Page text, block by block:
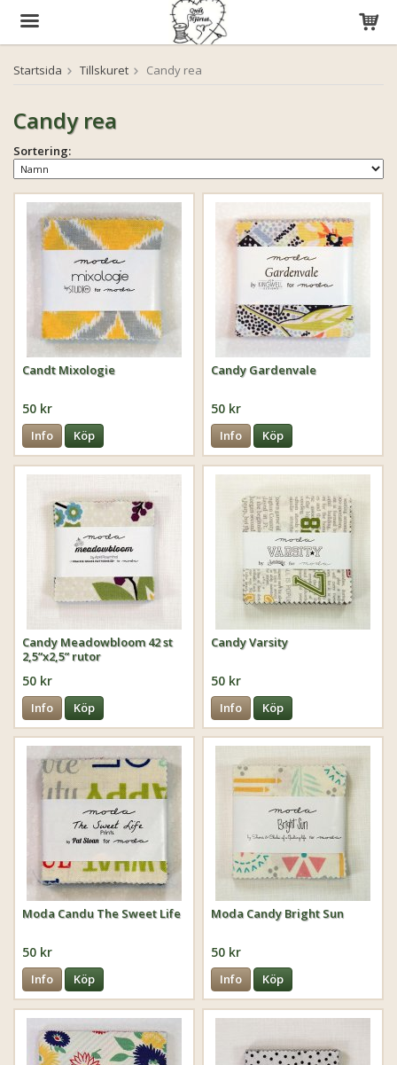
Produkten har blivit tillagd i varukorgen
Startsida Tillskuret Candy rea
Candy rea
Sortering:
Candt Mixologie
50 kr
Info Köp
Candy Gardenvale
50 kr
Info Köp
Candy Meadowbloom 42 st
2,5”x2,5” rutor
50 kr
Info Köp
Candy Varsity
50 kr
Info Köp
Moda Candu The Sweet Life
50 kr
Info Köp
Moda Candy Bright Sun
50 kr
Info Köp